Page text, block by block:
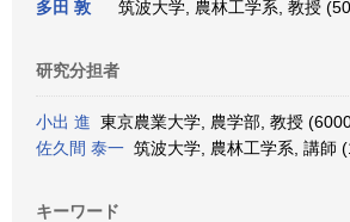
多田 敦 筑波大学, 農林工学系, 教授
研究分担者
小出 進 東京農業大学, 農学部, 教授
佐久間 泰一 筑波大学, 農林工学系, 講師
キーワード